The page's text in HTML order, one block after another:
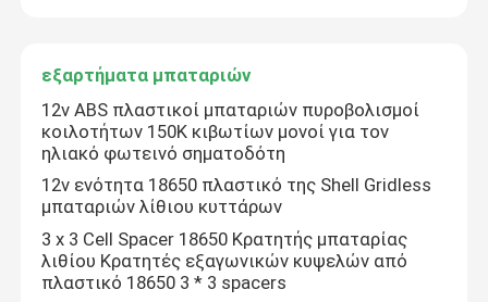
εξαρτήματα μπαταριών
12v ABS πλαστικοί μπαταριών πυροβολισμοί
κοιλοτήτων 150K κιβωτίων μονοί για τον
ηλιακό φωτεινό σηματοδότη
12v ενότητα 18650 πλαστικό της Shell Gridless
μπαταριών λίθιου κυττάρων
3 x 3 Cell Spacer 18650 Κρατητής μπαταρίας
λιθίου Κρατητές εξαγωνικών κυψελών από
πλαστικό 18650 3 * 3 spacers